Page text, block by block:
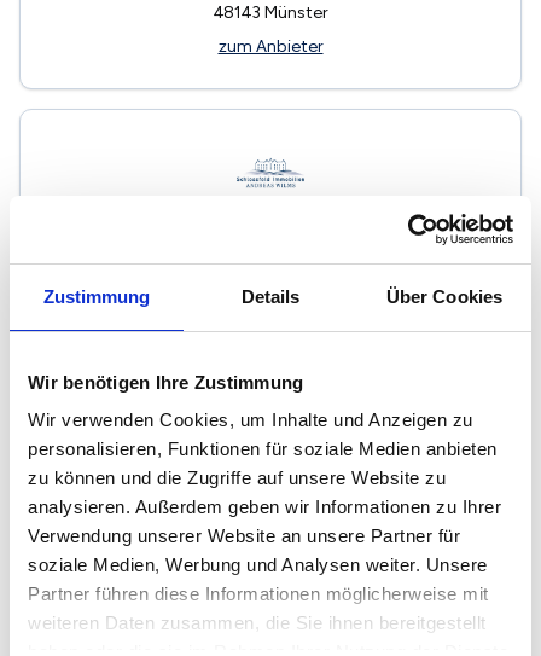
Zustimmung Details Über Cookies
Wir benötigen Ihre Zustimmung
Wir verwenden Cookies, um Inhalte und Anzeigen zu
personalisieren, Funktionen für soziale Medien anbieten
zu können und die Zugriffe auf unsere Website zu
analysieren. Außerdem geben wir Informationen zu Ihrer
Verwendung unserer Website an unsere Partner für
soziale Medien, Werbung und Analysen weiter. Unsere
Partner führen diese Informationen möglicherweise mit
weiteren Daten zusammen, die Sie ihnen bereitgestellt
48143 Münster
zum Anbieter
Schlossfeld Immobilien Andreas Wilms
Immobilienmakler
48308
Soucek Immobilien Münster - Sabine Soucek